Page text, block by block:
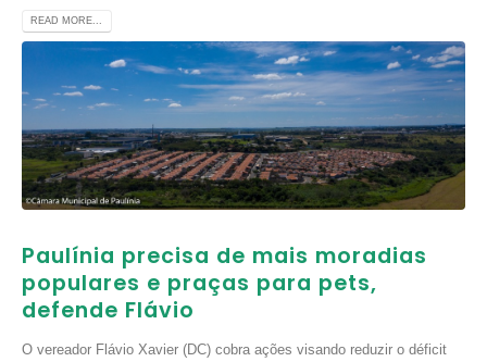
READ MORE...
Paulínia precisa de mais moradias
populares e praças para pets,
defende Flávio
O vereador Flávio Xavier (DC) cobra ações visando reduzir o déficit